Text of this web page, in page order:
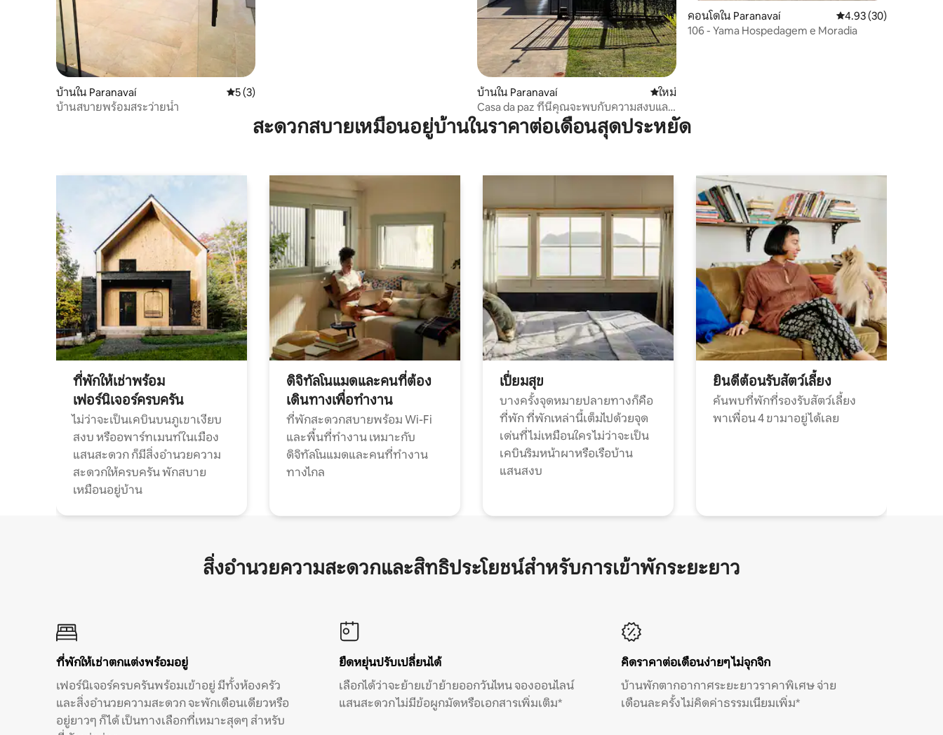
บ้านใน Paranavaí คะแนนเฉลี่ย 5 จาก 5, 3 รีวิว
5 (3)
บ้านสบายพร้อมสระว่ายน้ำ
บ้านใน Paranavaí ที่พักใหม่
ใหม่
Casa da paz ที่นี่คุณจะพบกับความสงบและ
ความปลอดภัย
คอนโดใน Paranavaí คะแนนเฉลี่ย 4.93 จาก
4.93 (30)
106 - Yama Hospedagem e Moradia
สะดวกสบายเหมือนอยู่บ้านในราคาต่อเดือนสุดประหยัด
ที่พักให้เช่าพร้อม
เฟอร์นิเจอร์ครบครัน
ไม่ว่าจะเป็นเคบินบนภูเขาเงียบ
สงบ หรืออพาร์ทเมนท์ในเมือง
แสนสะดวก ก็มีสิ่งอำนวยความ
สะดวกให้ครบครัน พักสบาย
เหมือนอยู่บ้าน
ดิจิทัลโนแมดและคนที่ต้อง
เดินทางเพื่อทำงาน
ที่พักสะดวกสบายพร้อม Wi-Fi
และพื้นที่ทำงาน เหมาะกับ
ดิจิทัลโนแมดและคนที่ทำงาน
ทางไกล
เปี่ยมสุข
บางครั้งจุดหมายปลายทางก็คือ
ที่พัก ที่พักเหล่านี้เต็มไปด้วยจุด
เด่นที่ไม่เหมือนใคร ไม่ว่าจะเป็น
เคบินริมหน้าผาหรือเรือบ้าน
แสนสงบ
ยินดีต้อนรับสัตว์เลี้ยง
ค้นพบที่พักที่รองรับสัตว์เลี้ยง
พาเพื่อน 4 ขามาอยู่ได้เลย
สิ่งอำนวยความสะดวกและสิทธิประโยชน์สำหรับการเข้าพักระยะยาว
ที่พักให้เช่าตกแต่งพร้อมอยู่
เฟอร์นิเจอร์ครบครันพร้อมเข้าอยู่ มีทั้งห้องครัว
และสิ่งอำนวยความสะดวก จะพักเดือนเดียวหรือ
อยู่ยาวๆ ก็ได้ เป็นทางเลือกที่เหมาะสุดๆ สำหรับ
ยืดหยุ่นปรับเปลี่ยนได้
เลือกได้ว่าจะย้ายเข้าย้ายออกวันไหน จองออนไลน์
แสนสะดวก ไม่มีข้อผูกมัดหรือเอกสารเพิ่มเติม*
คิดราคาต่อเดือนง่ายๆ ไม่จุกจิก
บ้านพักตากอากาศระยะยาวราคาพิเศษ จ่าย
เดือนละครั้ง ไม่คิดค่าธรรมเนียมเพิ่ม*